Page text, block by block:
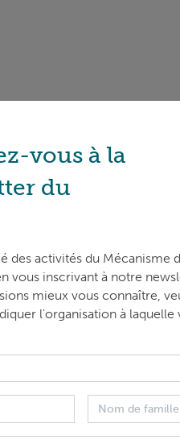
NATURE
Community
LES
vous à la
du
des activités du Mécanisme
vous inscrivant à notre
mieux vous connaître,
l'organisation à laquelle